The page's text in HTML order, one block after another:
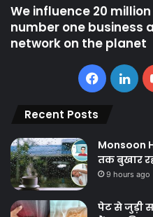
We influence 20
number one business
network on the planet
Recent Posts
Monsoon
तक बुखार
9 hours ago
पेट से जुड़ी